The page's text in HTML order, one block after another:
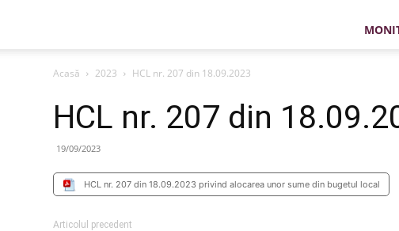
Acasă 2023 HCL nr. 207 din 18.09.2023
HCL nr. 207 din
19/09/2023
HCL nr. 207 din 18.09.2023 privind alocarea unor sume din bugetul local
Articolul precedent